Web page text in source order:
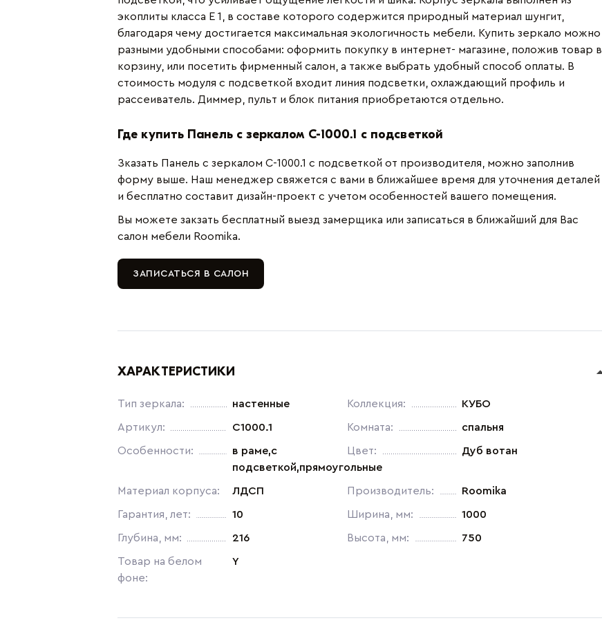
экоплиты класса Е 1, в составе которого содержится природный материал шунгит,
благодаря чему достигается максимальная экологичность мебели. Купить зеркало можно
разными удобными способами: оформить покупку в интернет- магазине, положив товар в
корзину, или посетить фирменный салон, а также выбрать удобный способ оплаты. В
стоимость модуля с подсветкой входит линия подсветки, охлаждающий профиль и
рассеиватель. Диммер, пульт и блок питания приобретаются отдельно.
Где купить Панель с зеркалом C-1000.1 с подсветкой
Зказать Панель с зеркалом C-1000.1 с подсветкой от производителя, можно заполнив
форму выше. Наш менеджер свяжется с вами в ближайшее время для уточнения деталей
и бесплатно составит дизайн-проект с учетом особенностей вашего помещения.
Вы можете закзать бесплатный выезд замерщика или записаться в ближайший для Вас
салон мебели Roomika.
ЗАПИСАТЬСЯ В САЛОН
ХАРАКТЕРИСТИКИ
Тип зеркала: настенные Коллекция: КУБО
Артикул: C1000.1 Комната: спальня
Особенности:
в раме,с
подсветкой,прямоугольные
Цвет: Дуб вотан
Материал корпуса: ЛДСП Производитель: Roomika
Гарантия, лет: 10 Ширина, мм: 1000
Глубина, мм: 216 Высота, мм: 750
Товар на белом
фоне:
Y